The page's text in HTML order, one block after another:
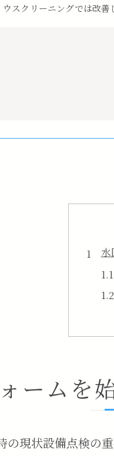
ウスクリーニングでは改善
秩
ームを
の現状設備点検の